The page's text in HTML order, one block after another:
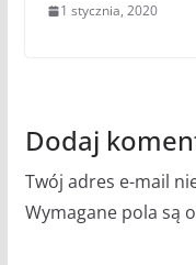
1 stycznia, 2020
Dodaj
Twój adres e-mail
Wymagane pola są